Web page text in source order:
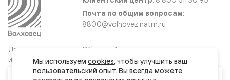
Двери
и интерьерные
решения
Почта по общим вопросам:
8800@volhovez.natm.ru
Обратный звонок
Мы используем cookies, чтобы улучшить ваш
пользовательский опыт. Вы всегда можете